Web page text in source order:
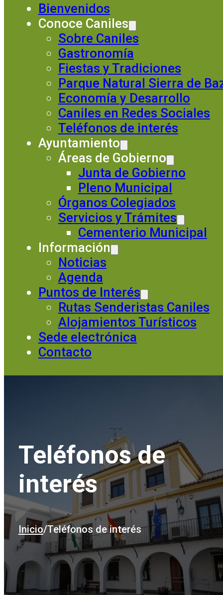
Bienvenidos
Conoce Caniles
Sobre Caniles
Gastronomía
Fiestas y Tradiciones
Parque Natural Sierra de
Economía y Desarrollo
Caniles en Redes Sociales
Teléfonos de interés
Ayuntamiento
Áreas de Gobierno
Junta de Gobierno
Pleno Municipal
Órganos Colegiados
Servicios y Trámites
Cementerio Municipal
Información
Noticias
Agenda
Puntos de Interés
Rutas Senderistas Caniles
Alojamientos Turísticos
Sede electrónica
Contacto
Teléfonos de
interés
Inicio/Teléfonos de interés